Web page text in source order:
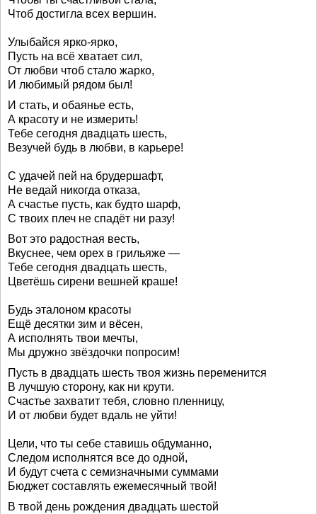
Чтоб достигла всех вершин.
Улыбайся ярко-ярко,
Пусть на всё хватает сил,
От любви чтоб стало жарко,
И любимый рядом был!
И стать, и обаянье есть,
А красоту и не измерить!
Тебе сегодня двадцать шесть,
Везучей будь в любви, в карьере!
С удачей пей на брудершафт,
Не ведай никогда отказа,
А счастье пусть, как будто шарф,
С твоих плеч не спадёт ни разу!
Вот это радостная весть,
Вкуснее, чем орех в грильяже —
Тебе сегодня двадцать шесть,
Цветёшь сирени вешней краше!
Будь эталоном красоты
Ещё десятки зим и вёсен,
А исполнять твои мечты,
Мы дружно звёздочки попросим!
Пусть в двадцать шесть твоя жизнь переменится
В лучшую сторону, как ни крути.
Счастье захватит тебя, словно пленницу,
И от любви будет вдаль не уйти!
Цели, что ты себе ставишь обдуманно,
Следом исполнятся все до одной,
И будут счета с семизначными суммами
Бюджет составлять ежемесячный твой!
В твой день рождения двадцать шестой